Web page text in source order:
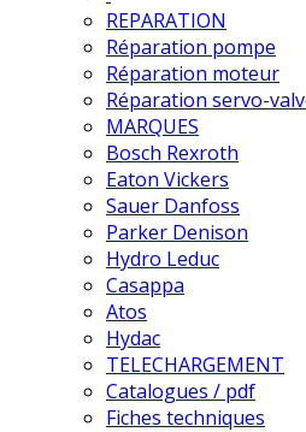
REPARATION
Réparation pompe
Réparation moteur
Réparation servo-
MARQUES
Bosch Rexroth
Eaton Vickers
Sauer Danfoss
Parker Denison
Hydro Leduc
Casappa
Atos
Hydac
TELECHARGEMENT
Catalogues / pdf
Fiches techniques